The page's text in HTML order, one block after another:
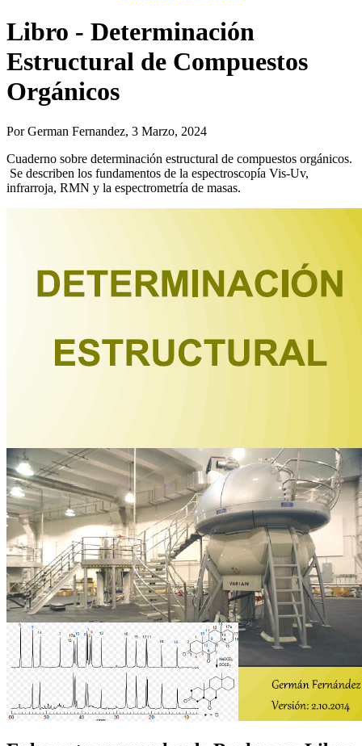
Libro - Determinación
Estructural de Compuestos
Orgánicos
PorGerman Fernandez, 3 Marzo, 2024
Cuaderno sobre determinación estructural de compuestos orgánicos.
Se describen los fundamentos de la espectroscopía Vis-Uv,
infrarroja, RMN y la espectrometría de masas.